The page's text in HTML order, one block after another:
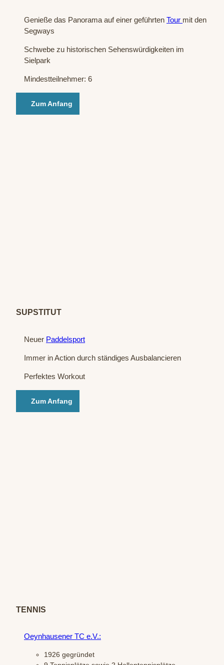
Genieße das Panorama auf einer geführten Tour mit den
Segways
Schwebe zu historischen Sehenswürdigkeiten im
Sielpark
Mindestteilnehmer: 6
Zum Anfang
SUPSTITUT
Neuer Paddelsport
Immer in Action durch ständiges Ausbalancieren
Perfektes Workout
Zum Anfang
6 e.V.
TENNIS
Oeynhausener TC e.V.:
1926 gegründet